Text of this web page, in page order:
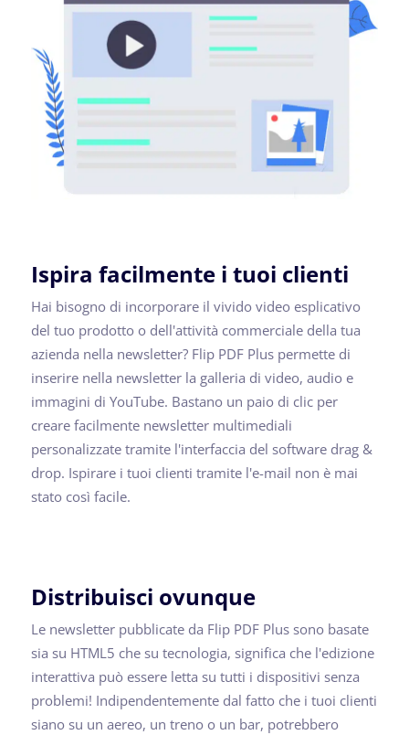
Ispira facilmente i tuoi clienti
Hai bisogno di incorporare il vivido video esplicativo
del tuo prodotto o dell'attività commerciale della tua
azienda nella newsletter? Flip PDF Plus permette di
inserire nella newsletter la galleria di video, audio e
immagini di YouTube. Bastano un paio di clic per
creare facilmente newsletter multimediali
personalizzate tramite l'interfaccia del software drag &
drop. Ispirare i tuoi clienti tramite l'e-mail non è mai
stato così facile.
Distribuisci ovunque
Le newsletter pubblicate da Flip PDF Plus sono basate
sia su HTML5 che su tecnologia, significa che l'edizione
interattiva può essere letta su tutti i dispositivi senza
problemi! Indipendentemente dal fatto che i tuoi clienti
siano su un aereo, un treno o un bar, potrebbero